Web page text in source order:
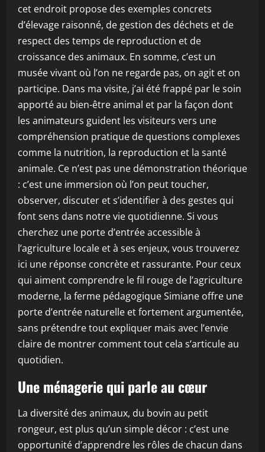
cet endroit propose des exemples concrets
d’élevage raisonné, de gestion des déchets et de
respect des temps de reproduction et de
croissance des animaux. En somme, c’est un
musée vivant où l’on ne regarde pas, on agit et on
participe. Dans ma visite, j’ai été frappé par le soin
apporté au bien-être animal et par la façon dont
les animateurs guident les visiteurs vers une
compréhension pratique de questions complexes
comme la nutrition, la reproduction et la santé
animale. Ce n’est pas une démonstration théorique
: c’est une immersion où l’on peut toucher,
observer, discuter et s’identifier à des gestes qui
font sens dans notre vie quotidienne. Si vous
cherchez une porte d’entrée accessible à
l’agriculture locale et à ses enjeux, vous trouverez
ici une réponse concrète et rassurante. Pour ceux
qui aiment comprendre le fil rouge de l’agriculture
moderne, la ferme pédagogique Simiane offre une
porte d’entrée naturelle et fortement argumentée,
sans prétendre tout expliquer mais avec l’envie
claire de montrer comment tout cela s’articule au
quotidien.
Une ménagerie qui parle au cœur
La diversité des animaux, du bovin au petit
rongeur, est plus qu’un simple décor : c’est une
opportunité d’apprendre les rôles de chacun dans